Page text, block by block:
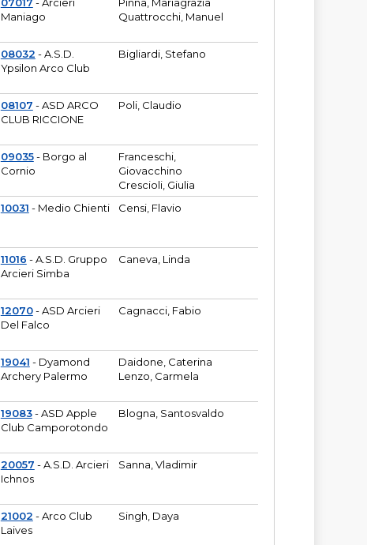
07017 - Arcieri
Maniago
Pinna, Mariagrazia
Quattrocchi, Manuel
08032 - A.S.D.
Ypsilon Arco Club
Bigliardi, Stefano
08107 - ASD ARCO
CLUB RICCIONE
Poli, Claudio
09035- Borgo al
Cornio
Franceschi,
Giovacchino
Crescioli, Giulia
10031 - Medio Chienti Censi, Flavio
11016 - A.S.D. Gruppo
Arcieri Simba
Caneva, Linda
12070- ASD Arcieri
Del Falco
Cagnacci, Fabio
19041 - Dyamond
Archery Palermo
Daidone, Caterina
Lenzo, Carmela
19083- ASD Apple
Club Camporotondo
Blogna, Santosvaldo
20057 - A.S.D. Arcieri
Ichnos
Sanna, Vladimir
21002 - Arco Club
Laives
Singh, Daya